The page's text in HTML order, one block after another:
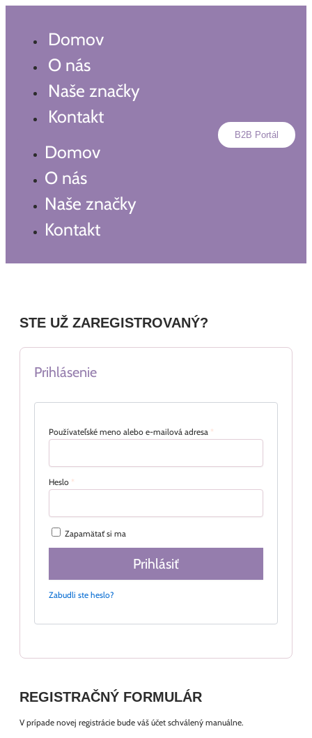
Preskočiť
Domov
O nás
Naše značky
Kontakt
Domov
O nás
Naše značky
Kontakt
B2B Portál
STE UŽ ZAREGISTROVANÝ?
Prihlásenie
Používateľské meno alebo e-mailová adresa *
Heslo *
Zapamätať si ma
Prihlásiť
Zabudli ste heslo?
REGISTRAČNÝ FORMULÁR
V prípade novej registrácie bude váš účet schválený manuálne.